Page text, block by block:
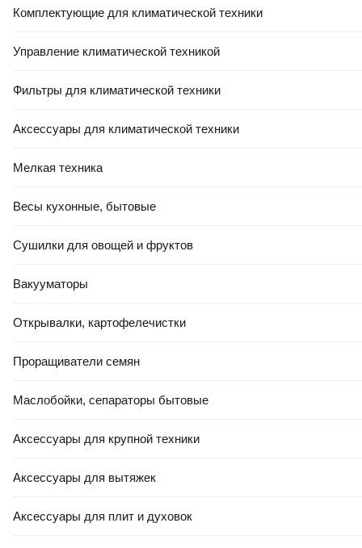
Комплектующие для климатической техники
Управление климатической техникой
Фильтры для климатической техники
Аксессуары для климатической техники
Мелкая техника
Весы кухонные, бытовые
Сушилки для овощей и фруктов
Вакууматоры
Открывалки, картофелечистки
Проращиватели семян
Маслобойки, сепараторы бытовые
Аксессуары для крупной техники
Аксессуары для вытяжек
Аксессуары для плит и духовок